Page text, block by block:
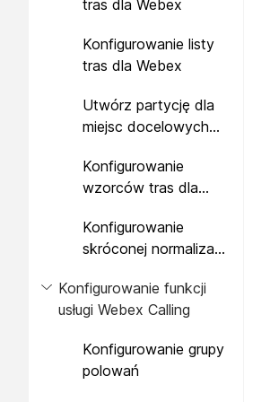
tras dla Webex
Konfigurowanie listy
tras dla Webex
Utwórz partycję dla
miejsc docelowych
Konfigurowanie
wzorców tras dla
Webex
Konfigurowanie
skróconej normalizacji
międzylokacyjnego
dla Webex
Konfigurowanie funkcji
usługi Webex Calling
Konfigurowanie grupy
polowań